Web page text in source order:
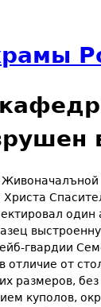
гвардии
отличие от
размеров,
куполов,